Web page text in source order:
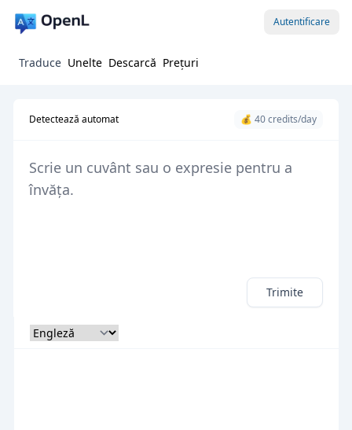
Autentificare
Traduce Unelte Descarcă Prețuri
Detectează automat 💰 40 credits/day
Trimite